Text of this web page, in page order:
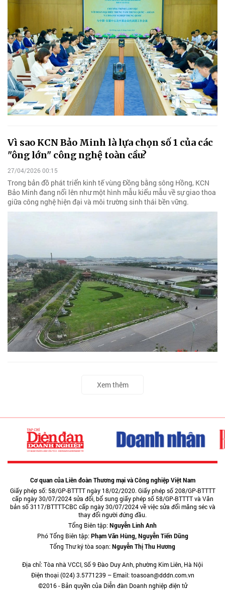
Vì sao KCN Bảo Minh là lựa chọn số 1 của các
"ông lớn" công nghệ toàn cầu?
27/04/2026 00:15
Trong bản đồ phát triển kinh tế vùng Đồng bằng sông Hồng, KCN
Bảo Minh đang nổi lên như một hình mẫu kiểu mẫu về sự giao thoa
giữa công nghệ hiện đại và môi trường sinh thái bền vững.
Xem thêm
Cơ quan của Liên đoàn Thương mại và Công nghiệp Việt Nam
Giấy phép số: 58/GP-BTTTT ngày 18/02/2020. Giấy phép số 208/GP-BTTTT
cấp ngày 30/07/2024 sửa đổi, bổ sung giấy phép số 58/GP-BTTTT và Văn
bản số 3117/BTTTT-CBC cấp ngày 30/07/2024 về việc sửa đổi măng séc và
thay đổi người đứng đầu.
Tổng Biên tập:Nguyễn Linh Anh
Phó Tổng Biên tập:Phạm Văn Hùng, Nguyễn Tiến Dũng
Tổng Thư ký tòa soạn:Nguyễn Thị Thu Hương
Địa chỉ: Tòa nhà VCCI, Số 9 Đào Duy Anh, phường Kim Liên, Hà Nội
Điện thoại (024) 3.5771239 – Email: toasoan@dddn.com.vn
©2016 - Bản quyền của Diễn đàn Doanh nghiệp điện tử